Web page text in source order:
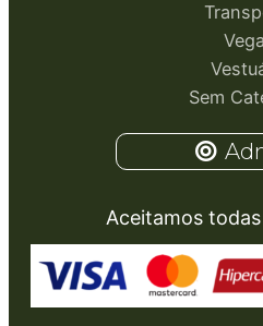
Sem
Aceitamos